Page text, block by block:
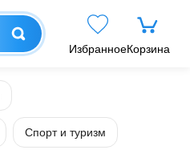
ИзбранноеКорзина
Спорт и туризм